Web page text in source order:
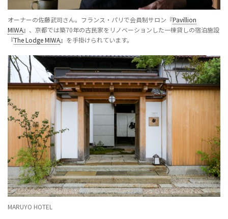
オーナーの佐藤武司さん。フランス・パリで会員制サロン『Pavillion
MIWA』、京都では築70年の古民家をリノベーションした一棟貸しの宿泊施設
『The Lodge MIWA』を手掛けられています。
MARUYO HOTEL